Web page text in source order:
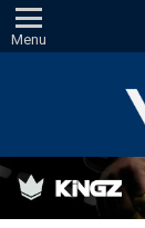
Menu